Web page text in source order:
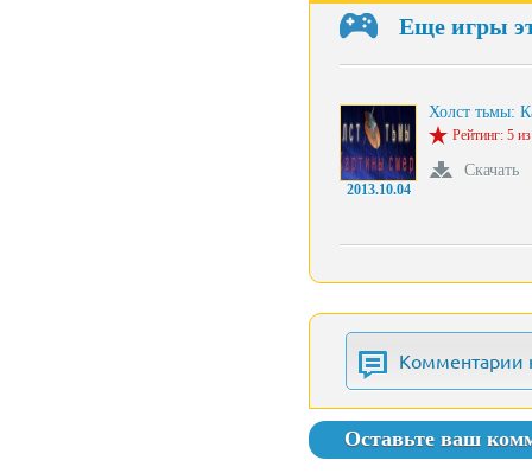
Еще игры
2013.10.04
Холст тьмы:
Рейтинг: 5
Скачать
Комментарии
Оставьте ваш